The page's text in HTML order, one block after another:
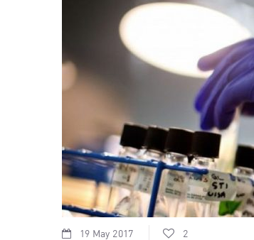
19 May 2017 2